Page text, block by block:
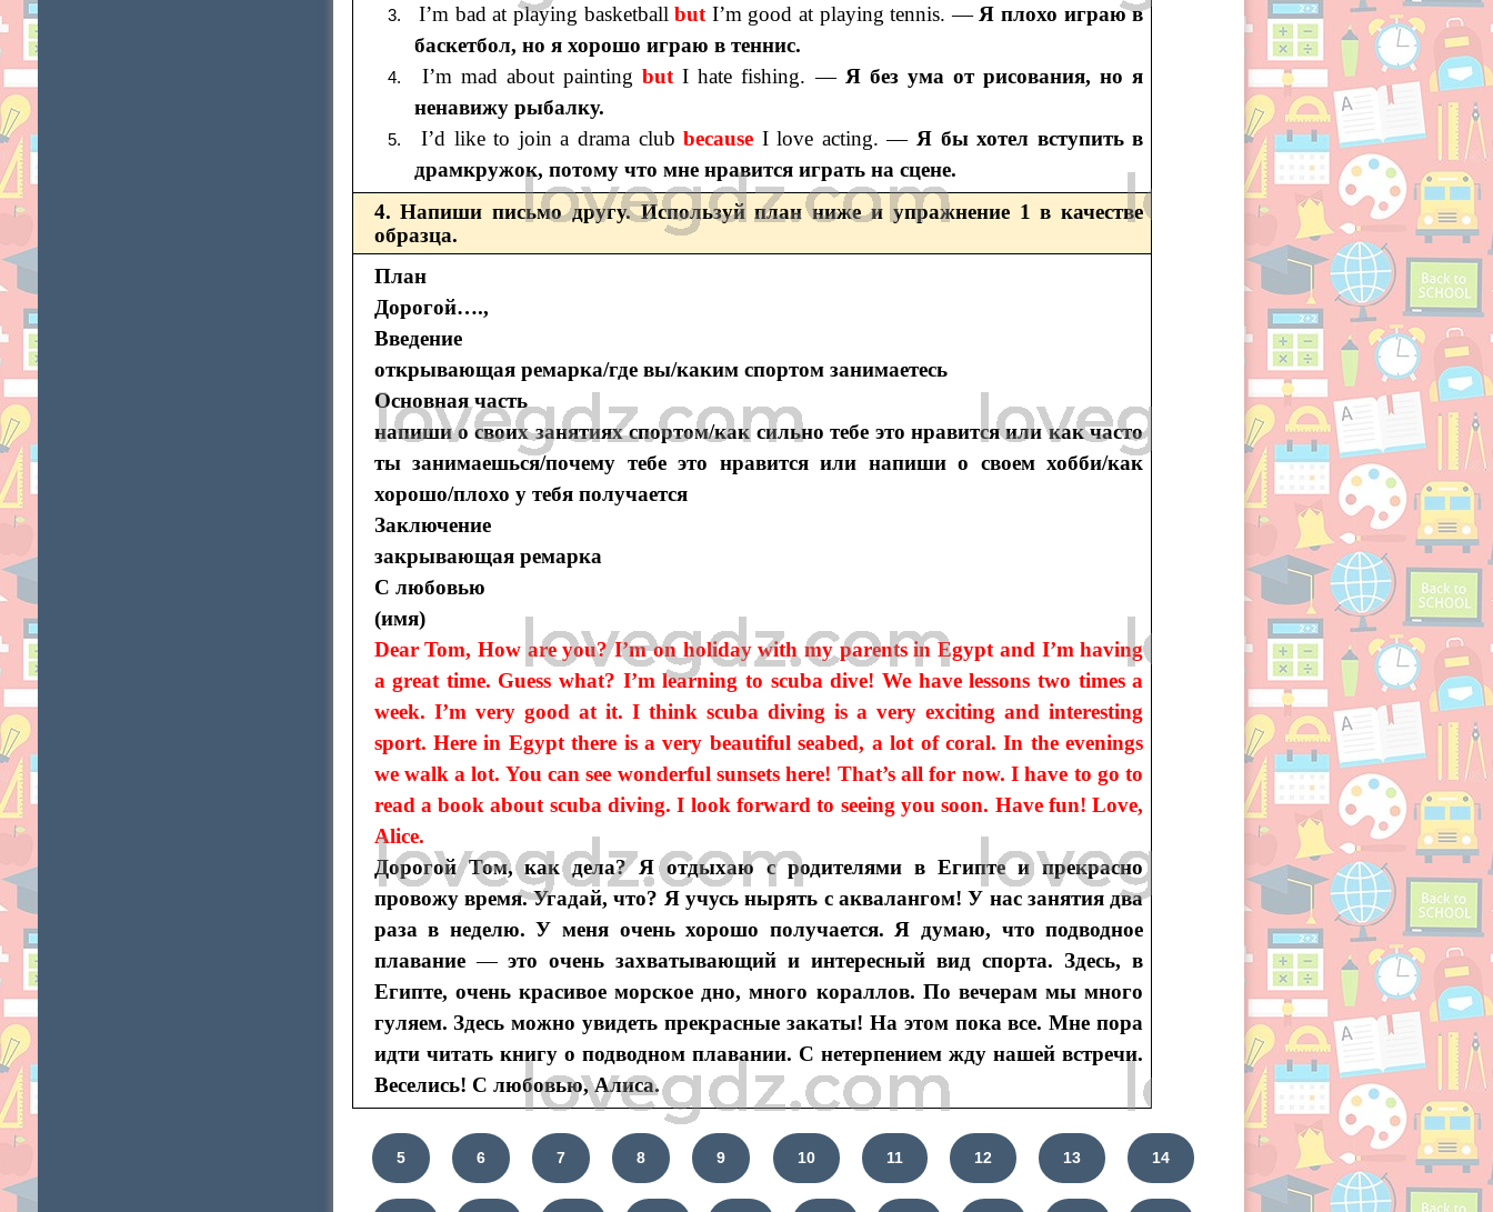
I’m bad at playing basketballbut I’m good at playing tennis. — Я плохо играю в
баскетбол, но я хорошо играю в теннис.
I’m mad about paintingbut I hate fishing. — Я без ума от рисования, но я
ненавижу рыбалку.
I’d like to join a drama club because I love acting. — Я бы хотел вступить в
драмкружок, потому что мне нравится играть на сцене.
4. Напиши письмо другу. Используй план ниже и упражнение 1 в качестве
образца.
План
Дорогой….,
Введение
открывающая ремарка/где вы/каким спортом занимаетесь
Основная часть
напиши о своих занятиях спортом/как сильно тебе это нравится или как часто
ты занимаешься/почему тебе это нравится или напиши о своем хобби/как
хорошо/плохо у тебя получается
Заключение
закрывающая ремарка
С любовью
(имя)
Dear Tom, How are you? I’m on holiday with my parents in Egypt and I’m having
a great time. Guess what? I’m learning to scuba dive! We have lessons two times a
week. I’m very good at it. I think scuba diving is a very exciting and interesting
sport. Here in Egypt there is a very beautiful seabed, a lot of coral. In the evenings
we walk a lot. You can see wonderful sunsets here! That’s all for now. I have to go to
read a book about scuba diving. I look forward to seeing you soon. Have fun! Love,
Alice.
Дорогой Том, как дела? Я отдыхаю с родителями в Египте и прекрасно
провожу время. Угадай, что? Я учусь нырять с аквалангом! У нас занятия два
раза в неделю. У меня очень хорошо получается. Я думаю, что подводное
плавание—это очень захватывающий и интересный вид спорта. Здесь, в
Египте, очень красивое морское дно, много кораллов. По вечерам мы много
гуляем. Здесь можно увидеть прекрасные закаты! На этом пока все. Мне пора
идти читать книгу о подводном плавании. С нетерпением жду нашей встречи.
Веселись! С любовью, Алиса.
5 6 7 8 9 10 11 12 13 14